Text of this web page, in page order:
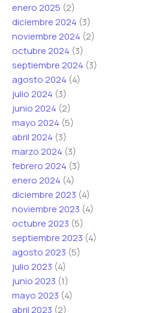
enero 2025 (2)
diciembre 2024 (3)
noviembre 2024 (2)
octubre 2024 (3)
septiembre 2024 (3)
agosto 2024 (4)
julio 2024 (3)
junio 2024 (2)
mayo 2024 (5)
abril 2024 (3)
marzo 2024 (3)
febrero 2024 (3)
enero 2024 (4)
diciembre 2023 (4)
noviembre 2023 (4)
octubre 2023 (5)
septiembre 2023 (4)
agosto 2023 (5)
julio 2023 (4)
junio 2023 (1)
mayo 2023 (4)
abril 2023 (2)